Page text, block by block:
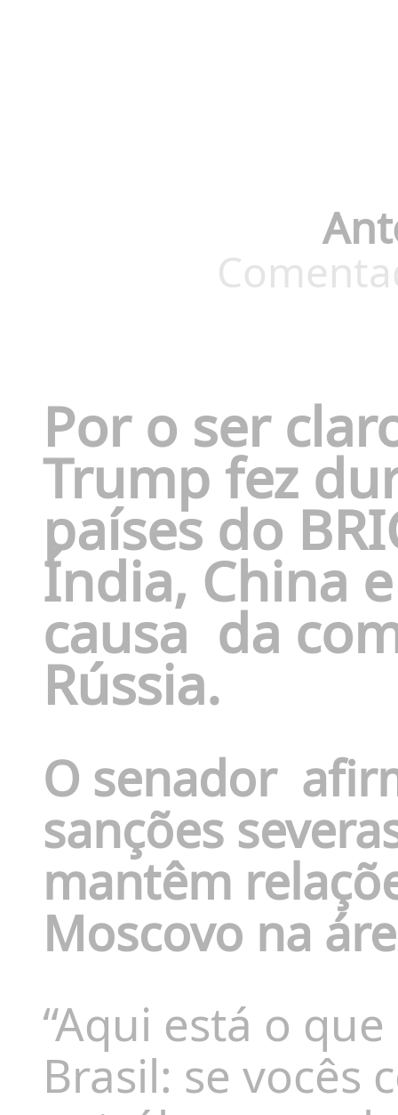
Por o ser
Trump fez
países do
Índia, China
causa da
Rússia.
O senador
sanções
mantêm
Moscovo na
“Aqui está o
Brasil: se